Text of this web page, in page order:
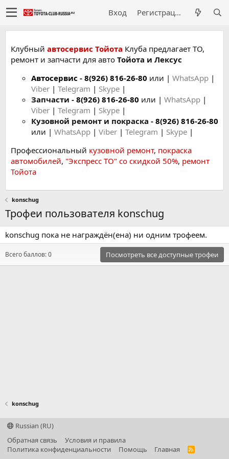
Вход Регистрация
Клубный автосервис Тойота Клуба предлагает ТО,
ремонт и запчасти для авто Тойота и Лексус
Автосервис - 8(926) 816-26-80 или | WhatsApp |
Viber | Telegram | Skype |
Запчасти - 8(926) 816-26-80 или | WhatsApp |
Viber | Telegram | Skype |
Кузовной ремонт и покраска - 8(926) 816-26-80
или | WhatsApp | Viber | Telegram | Skype |
Профессиональный кузовной ремонт, покраска
автомобилей, "Экспресс ТО" со скидкой 50%, ремонт
Тойота
konschug
Трофеи пользователя konschug
konschug пока не награждён(ена) ни одним трофеем.
Всего баллов: 0 Посмотреть все доступные трофеи
konschug
Russian (RU)
Обратная связь
Условия и правила
Политика конфиденциальности
Помощь Главная
R